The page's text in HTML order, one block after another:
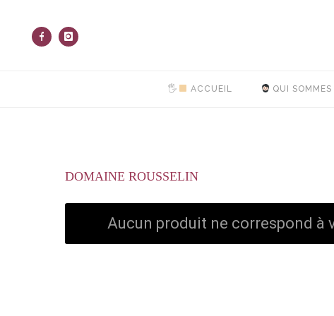
🖐 ACCUEIL QUI
DOMAINE ROUSSELIN
Aucun produit ne correspond à